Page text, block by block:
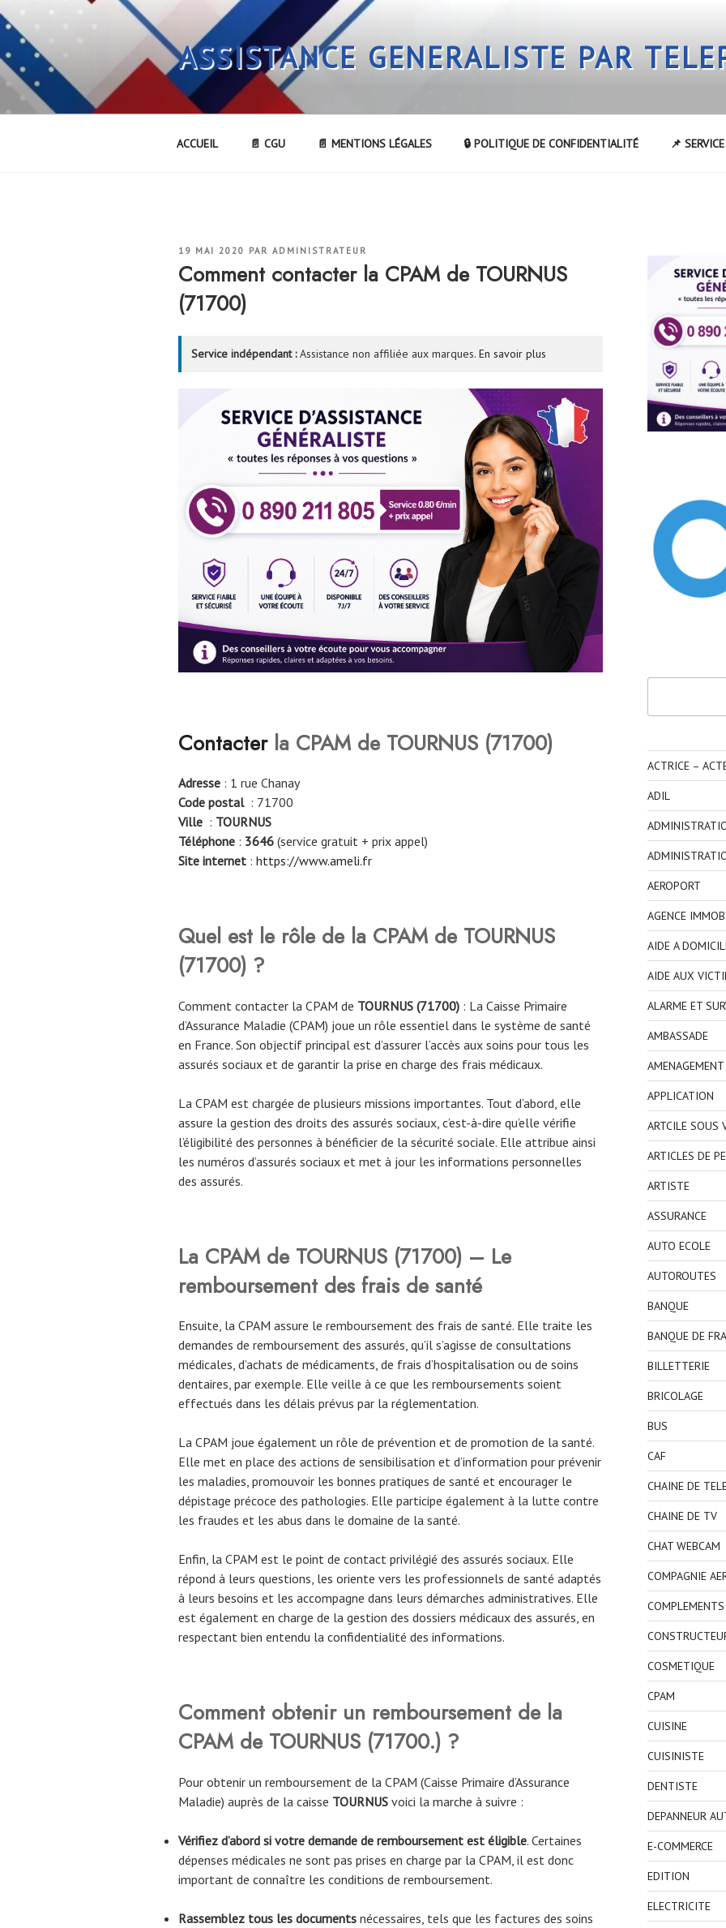
Aller
au
contenu
principal
ASSISTANCE GENERALISTE PAR
ACCUEIL 📄 CGU 📄 MENTIONS LÉGALES 🔒 POLITIQUE DE CONFIDENTIALITÉ 📌
PUBLIÉ
19 MAI 2020 PAR ADMINISTRATEUR
Comment contacter la CPAM de TOURNUS
(71700)
Service indépendant :Assistance non affiliée aux marques. En savoir plus
Contacterla CPAM de TOURNUS (71700)
Adresse : 1 rue Chanay
Code postal: 71700
Ville : TOURNUS
Téléphone : 3646 (service gratuit + prix appel)
Site internet : https://www.ameli.fr
Quel est le rôle de la CPAM de TOURNUS
(71700) ?
Comment contacter la CPAM de TOURNUS (71700) : La Caisse Primaire
d’Assurance Maladie (CPAM) joue un rôle essentiel dans le système de santé
en France. Son objectif principal est d’assurer l’accès aux soins pour tous les
assurés sociaux et de garantir la prise en charge des frais médicaux.
La CPAM est chargée de plusieurs missions importantes. Tout d’abord, elle
assure la gestion des droits des assurés sociaux, c’est-à-dire qu’elle vérifie
l’éligibilité des personnes à bénéficier de la sécurité sociale. Elle attribue ainsi
les numéros d’assurés sociaux et met à jour les informations personnelles
des assurés.
La CPAM de TOURNUS (71700) – Le
remboursement des frais de santé
Ensuite, la CPAM assure le remboursement des frais de santé. Elle traite les
demandes de remboursement des assurés, qu’il s’agisse de consultations
médicales, d’achats de médicaments, de frais d’hospitalisation ou de soins
dentaires, par exemple. Elle veille à ce que les remboursements soient
effectués dans les délais prévus par la réglementation.
La CPAM joue également un rôle de prévention et de promotion de la santé.
Elle met en place des actions de sensibilisation et d’information pour prévenir
les maladies, promouvoir les bonnes pratiques de santé et encourager le
dépistage précoce des pathologies. Elle participe également à la lutte contre
les fraudes et les abus dans le domaine de la santé.
Enfin, la CPAM est le point de contact privilégié des assurés sociaux. Elle
répond à leurs questions, les oriente vers les professionnels de santé adaptés
à leurs besoins et les accompagne dans leurs démarches administratives. Elle
est également en charge de la gestion des dossiers médicaux des assurés, en
respectant bien entendu la confidentialité des informations.
Comment obtenir un remboursement de la
CPAM de TOURNUS (71700.) ?
Pour obtenir un remboursement de la CPAM (Caisse Primaire d’Assurance
Maladie) auprès de la caisse TOURNUS voici la marche à suivre :
Vérifiez d’abord si votre demande de remboursement est éligible. Certaines
dépenses médicales ne sont pas prises en charge par la CPAM, il est donc
important de connaître les conditions de remboursement.
Rassemblez tous les documents nécessaires, tels que les factures des soins
ACTRICE –
ADIL
AEROPORT
AGENCE
AIDE A
AIDE AUX
ALARME ET
AMBASSADE
APPLICATION
ARTCILE SOUS
ARTICLES DE
ARTISTE
ASSURANCE
AUTO ECOLE
AUTOROUTES
BANQUE
BANQUE DE
BILLETTERIE
BRICOLAGE
BUS
CAF
CHAINE DE
CHAINE DE TV
CHAT WEBCAM
COMPAGNIE
COSMETIQUE
CPAM
CUISINE
CUISINISTE
DENTISTE
DEPANNEUR
E-COMMERCE
EDITION
ELECTRICITE